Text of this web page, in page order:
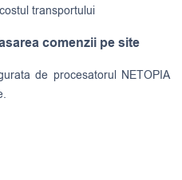
transportului
comenzii pe site
de procesatorul NETOPIA